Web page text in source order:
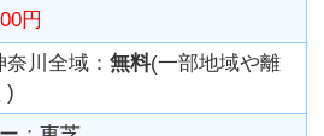
円
奈川全域：無料(一部地域や離
)